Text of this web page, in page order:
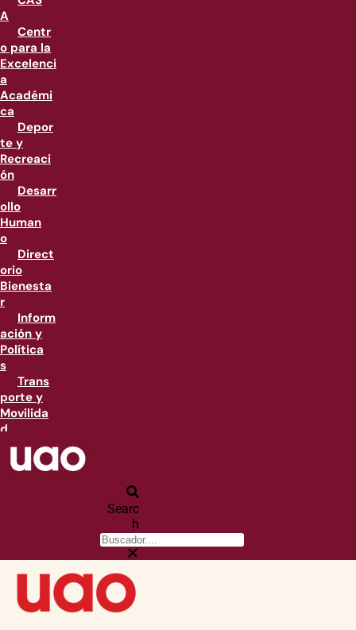
A
Centr
o para la
Excelenci
a
Académi
ca
Depor
te y
Recreaci
ón
Desarr
ollo
Human
o
Direct
orio
Bienesta
r
Inform
ación y
Política
s
Trans
porte y
Movilida
d
Searc
h